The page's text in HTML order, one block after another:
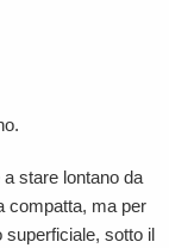
stare lontano da
compatta, ma per
superficiale, sotto il